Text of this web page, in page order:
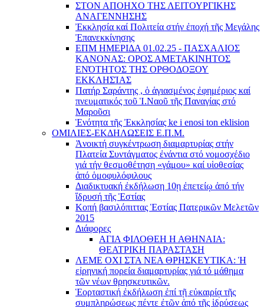
ΣΤΟΝ ΑΠΟΗΧΟ ΤΗΣ ΛΕΙΤΟΥΡΓΙΚΗΣ
ΑΝΑΓΕΝΝΗΣΗΣ
Ἐκκλησία καί Πολιτεία στήν ἐποχή τῆς Μεγάλης
Ἐπανεκκίνησης
ΕΠΜ ΗΜΕΡΙΔΑ 01.02.25 - ΠΑΣΧΑΛΙΟΣ
ΚΑΝΟΝΑΣ: ΟΡΟΣ ΑΜΕΤΑΚΙΝΗΤΟΣ
ΕΝΌΤΗΤΟΣ ΤΗΣ ΟΡΘΟΔΟΞΟΥ
ΕΚΚΛΗΣΊΑΣ
Πατήρ Σαράντης , ὁ ἁγιασμένος ἐφημέριος καί
πνευματικός τοῦ Ἱ.Ναοῦ τῆς Παναγίας στό
Μαροῦσι
Ἑνότητα τῆς Ἐκκλησίας ke i enosi ton eklision
ΟΜΙΛΙΕΣ-ΕΚΔΗΛΩΣΕΙΣ Ε.Π.Μ.
Ἀνοικτή συγκέντρωση διαμαρτυρίας στήν
Πλατεία Συντάγματος ἐνάντια στό νομοσχέδιο
γιά τήν θεσμοθέτηση «γάμου» καί υἱοθεσίας
ἀπό ὁμοφυλόφιλους
Διαδικτυακή ἐκδήλωση 10ῃ ἐπετείῳ ἀπό τήν
ἵδρυσή τῆς Ἑστίας
Κοπή βασιλόπιττας Ἑστίας Πατερικῶν Μελετῶν
2015
Διάφορες
ΑΓΙΑ ΦΙΛΟΘΕΗ Η ΑΘΗΝΑΙΑ:
ΘΕΑΤΡΙΚΗ ΠΑΡΑΣΤΑΣΗ
ΛΕΜΕ ΟΧΙ ΣΤΑ ΝΕΑ ΘΡΗΣΚΕΥΤΙΚΑ: Ἡ
εἰρηνική πορεία διαμαρτυρίας γιά τό μάθημα
τῶν νέων θρησκευτικῶν.
Ἑορταστική ἐκδήλωση ἐπί τῇ εὐκαιρίᾳ τῆς
συμπληρώσεως πέντε ἐτῶν ἀπό τῆς ἱδρύσεως